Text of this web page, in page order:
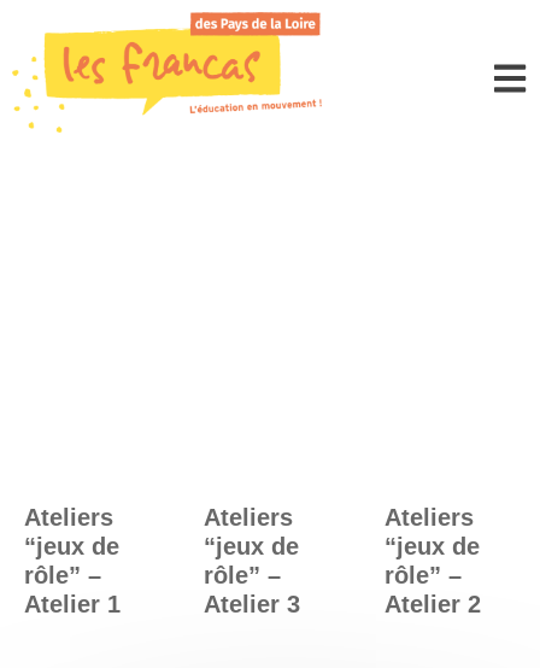
Panneau de gestion des cookies
Ateliers
“jeux de
rôle” –
Atelier 1
Ateliers
“jeux de
rôle” –
Atelier 3
Ateliers
“jeux de
rôle” –
Atelier 2